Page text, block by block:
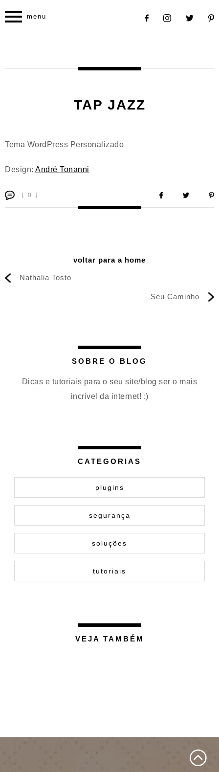
menu
TAP JAZZ
Tema WordPress Personalizado
Design: André Tonanni
[ 0 ]
voltar para a home
Nathalia Tosto
Seu Caminho
SOBRE O BLOG
Dicas e tutoriais para o seu site/blog ser o mais
incrível da internet! :)
CATEGORIAS
plugins
segurança
soluções
tutoriais
VEJA TAMBÉM